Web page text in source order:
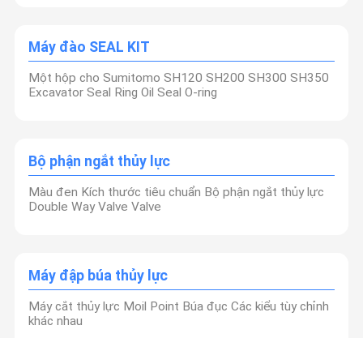
Máy đào SEAL KIT
Một hộp cho Sumitomo SH120 SH200 SH300 SH350
Excavator Seal Ring Oil Seal O-ring
Bộ phận ngắt thủy lực
Màu đen Kích thước tiêu chuẩn Bộ phận ngắt thủy lực
Double Way Valve Valve
Máy đập búa thủy lực
Máy cắt thủy lực Moil Point Búa đục Các kiểu tùy chỉnh
khác nhau